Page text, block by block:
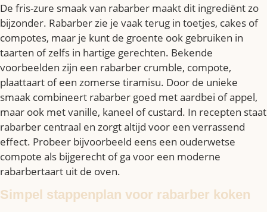
De fris-zure smaak van rabarber maakt dit ingrediënt zo
bijzonder. Rabarber zie je vaak terug in toetjes, cakes of
compotes, maar je kunt de groente ook gebruiken in
taarten of zelfs in hartige gerechten. Bekende
voorbeelden zijn een rabarber crumble, compote,
plaattaart of een zomerse tiramisu. Door de unieke
smaak combineert rabarber goed met aardbei of appel,
maar ook met vanille, kaneel of custard. In recepten staat
rabarber centraal en zorgt altijd voor een verrassend
effect. Probeer bijvoorbeeld eens een ouderwetse
compote als bijgerecht of ga voor een moderne
rabarbertaart uit de oven.
Simpel stappenplan voor rabarber koken